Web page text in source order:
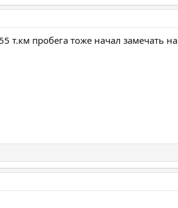
т.км пробега тоже начал замечать на